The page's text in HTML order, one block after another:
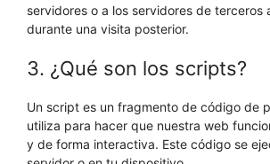
servidores o a los servidores de terceros
durante una visita posterior.
3. ¿Qué son los scripts?
Un script es un fragmento de código de
utiliza para hacer que nuestra web
y de forma interactiva. Este código se